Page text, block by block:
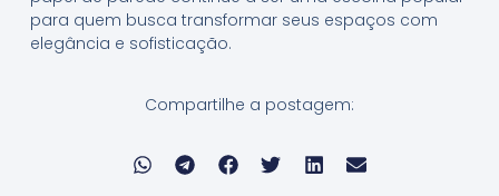
para quem busca transformar seus espaços com
elegância e sofisticação.
Compartilhe a postagem: